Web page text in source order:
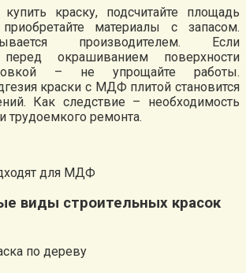
краску, подсчитайте площадь
материалы с запасом.
производителем. Если
перед окрашиванием поверхности
– не упрощайте работы.
краски с МДФ плитой становится
Как следствие – необходимость
трудоемкого ремонта.
для МДФ
виды строительных красок
по дереву